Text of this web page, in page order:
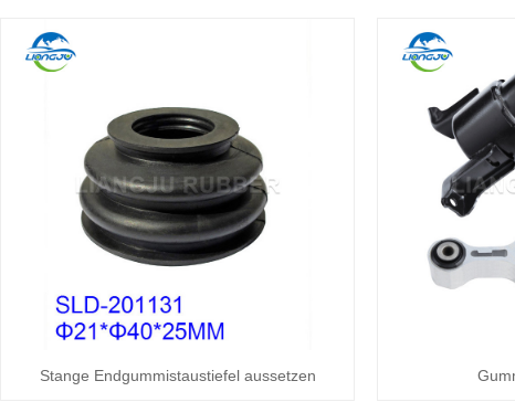
Stange Endgummistaustiefel aussetzen